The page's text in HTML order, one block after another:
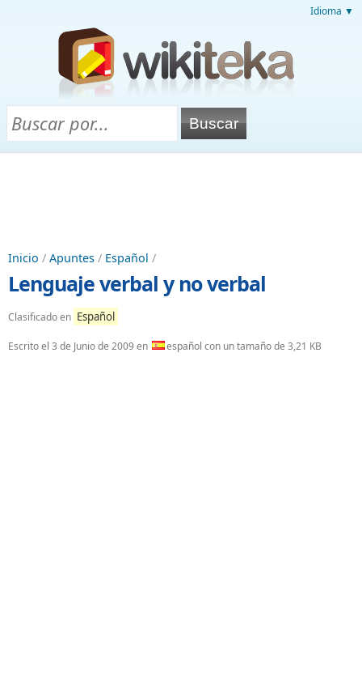
Idioma ▼
Inicio / Apuntes / Español /
Lenguaje verbal y no verbal
Clasificado en Español
Escrito el 3 de Junio de 2009en español con un tamaño de 3,21 KB